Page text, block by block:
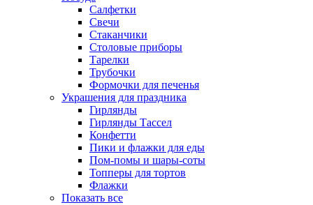
Салфетки
Свечи
Стаканчики
Столовые приборы
Тарелки
Трубочки
Формочки для печенья
Украшения для праздника
Гирлянды
Гирлянды Тассел
Конфетти
Пики и флажки для еды
Пом-помы и шары-соты
Топперы для тортов
Флажки
Показать все